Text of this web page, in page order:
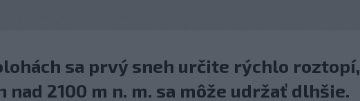
sa prvý sneh určite rýchlo roztopí,
nad 2100 m n. m. sa môže udržať dlhšie.